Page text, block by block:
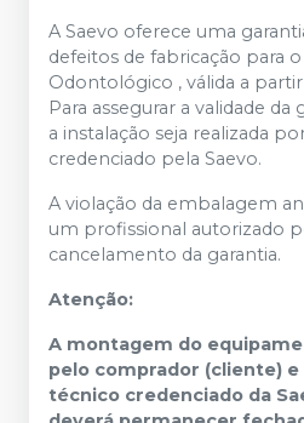
A Saevo oferece uma
defeitos de fabricação para
Odontológico , válida a
Para assegurar a validade da
a instalação seja realizada
credenciado pela Saevo.
A violação da embalagem
um profissional autorizado
cancelamento da garantia. ​
Atenção:
A montagem do
pelo comprador (cliente)
técnico credenciado da